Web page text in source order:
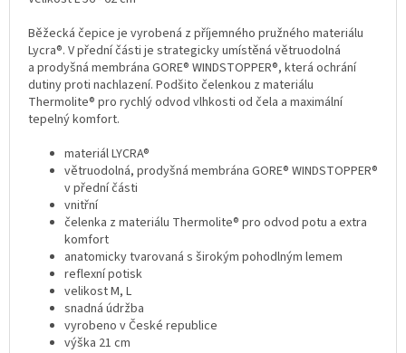
Běžecká čepice je vyrobená z příjemného pružného materiálu
Lycra®. V přední části je strategicky umístěná větruodolná
a prodyšná membrána GORE® WINDSTOPPER®, která ochrání
dutiny proti nachlazení. Podšito čelenkou z materiálu
Thermolite® pro rychlý odvod vlhkosti od čela a maximální
tepelný komfort.
materiál LYCRA®
větruodolná, prodyšná membrána GORE® WINDSTOPPER®
v přední části
vnitřní
čelenka z materiálu Thermolite® pro odvod potu a extra
komfort
anatomicky tvarovaná s širokým pohodlným lemem
reflexní potisk
velikost M, L
snadná údržba
vyrobeno v České republice
výška 21 cm